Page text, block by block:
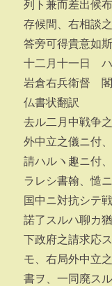
列ト兼而差出候
存候間、右相談
答旁可得貴意如
十二月十一日
岩倉右兵衛督
仏書状翻訳
去ル二月中戦争
外中立之儀ニ付
請ハルヽ趣ニ付
ラレシ書翰、慥
国中ニ対抗シテ
諾了スルハ聊カ
下政府之請求応
モ、右局外中立
書ヲ、一同廃ス